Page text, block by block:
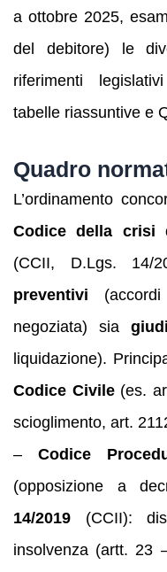
a ottobre 2025,
del debitore) le
riferimenti
tabelle riassuntive e
Quadro
L’ordinamento
Codice della crisi
(CCII, D.Lgs. 14/
preventivi (accordi
negoziata) sia
liquidazione).
Codice Civile(es.
scioglimento, art.
– Codice
(opposizione a
14/2019 (CCII):
insolvenza (artt. 23